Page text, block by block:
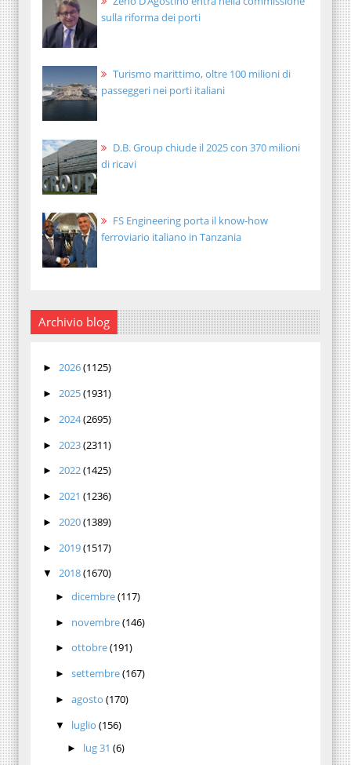
sulla riforma dei porti
Turismo marittimo, oltre 100 milioni di
passeggeri nei porti italiani
D.B. Group chiude il 2025 con 370 milioni
di ricavi
FS Engineering porta il know-how
ferroviario italiano in Tanzania
Archivio blog
► 2026(1125)
► 2025(1931)
► 2024(2695)
► 2023(2311)
► 2022(1425)
► 2021 (1236)
► 2020(1389)
► 2019(1517)
▼ 2018(1670)
► dicembre(117)
► novembre(146)
► ottobre(191)
► settembre(167)
► agosto (170)
▼ luglio (156)
► lug 31(6)